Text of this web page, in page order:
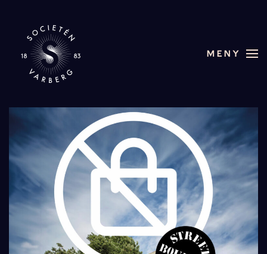
Skip to main content
MENY